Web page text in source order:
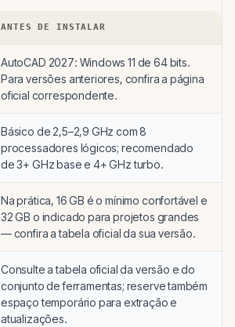
ANTES DE INSTALAR
AutoCAD 2027: Windows 11 de 64 bits.
Para versões anteriores, confira a página
oficial correspondente.
Básico de 2,5–2,9 GHz com 8
processadores lógicos; recomendado
de 3+ GHz base e 4+ GHz turbo.
Na prática, 16 GB é o mínimo confortável e
32 GB o indicado para projetos grandes
— confira a tabela oficial da sua versão.
Consulte a tabela oficial da versão e do
conjunto de ferramentas; reserve também
espaço temporário para extração e
atualizações.